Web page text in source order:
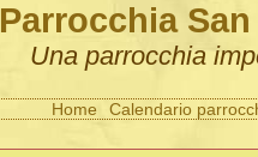
Parrocchia
Una parrocchia
Home Calendario